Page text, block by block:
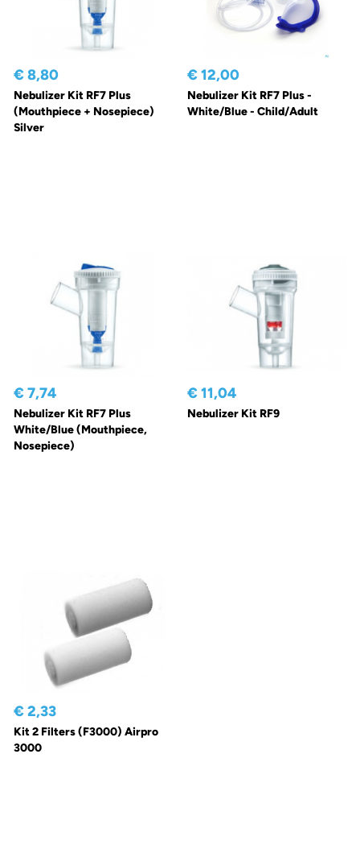
€ 8,80
Nebulizer Kit RF7 Plus
(Mouthpiece + Nosepiece)
Silver
€ 12,00
Nebulizer Kit RF7 Plus -
White/Blue - Child/Adult
€ 7,74
Nebulizer Kit RF7 Plus
White/Blue (Mouthpiece,
Nosepiece)
€ 11,04
Nebulizer Kit RF9
€ 2,33
Kit 2 Filters (F3000) Airpro
3000